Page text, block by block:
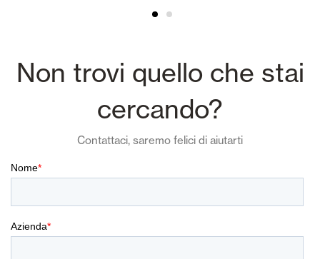
Non trovi quello che stai
cercando?
Contattaci, saremo felici di aiutarti